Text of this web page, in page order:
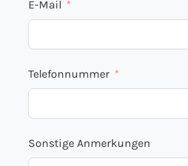
E-Mail
Telefonnummer
Sonstige Anmerkungen